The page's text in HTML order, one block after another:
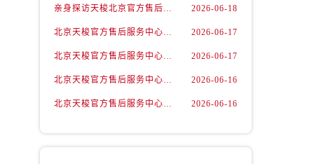
亲身探访天梭北京官方售后服务中心｜全新官方服务电话与地址（2026年6月最新） 2026-06-18
北京天梭官方售后服务中心｜全新地址电话权威信息公示（2026年6月最新） 2026-06-17
北京天梭官方售后服务中心｜网点地址与服务热线权威信息公示（2026年6月最新） 2026-06-17
北京天梭官方售后服务中心｜网点地址与客服电话权威信息公示（2026年6月最新） 2026-06-16
北京天梭官方售后服务中心｜热线与地址权威信息公示（2026年6月最新） 2026-06-16